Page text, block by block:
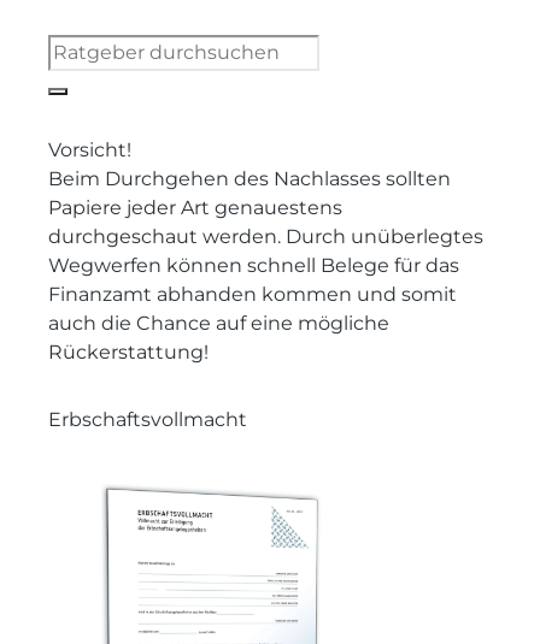
Vorsicht!
Beim Durchgehen des Nachlasses sollten
Papiere jeder Art genauestens
durchgeschaut werden. Durch unüberlegtes
Wegwerfen können schnell Belege für das
Finanzamt abhanden kommen und somit
auch die Chance auf eine mögliche
Rückerstattung!
Erbschaftsvollmacht